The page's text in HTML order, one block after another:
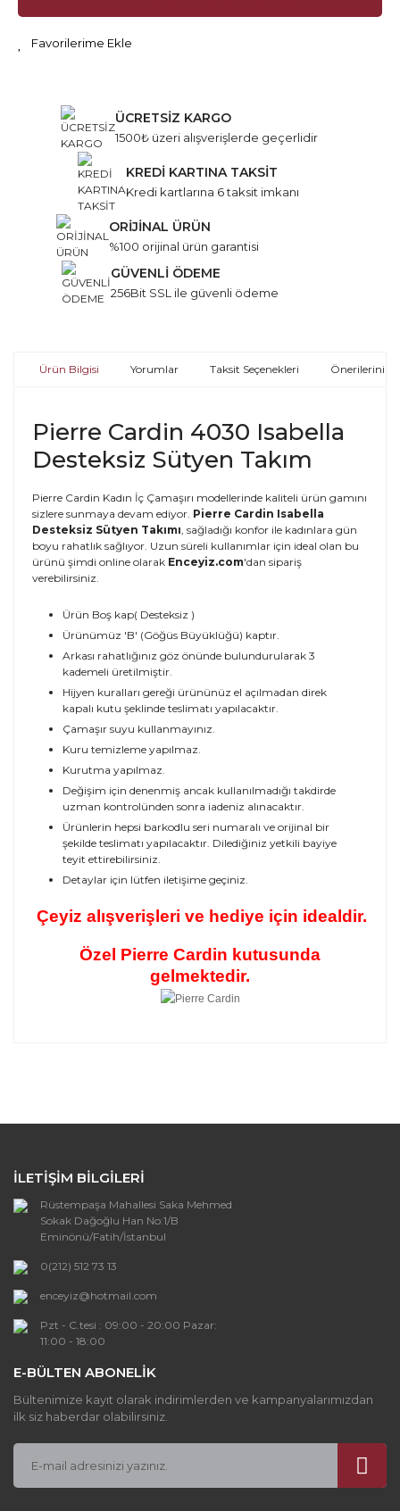
ÜCRETSİZ KARGO
1500₺ üzeri alışverişlerde geçerlidir
KREDİ KARTINA TAKSİT
Kredi kartlarına 6 taksit imkanı
ORİJİNAL ÜRÜN
%100 orijinal ürün garantisi
GÜVENLİ ÖDEME
256Bit SSL ile güvenli ödeme
Ürün Bilgisi Yorumlar Taksit Seçenekleri Önerileriniz
Pierre Cardin 4030 Isabella
Desteksiz Sütyen Takım
Pierre Cardin Kadın İç Çamaşırı modellerinde kaliteli ürün gamını
sizlere sunmaya devam ediyor. Pierre Cardin Isabella
Desteksiz Sütyen Takımı, sağladığı konfor ile kadınlara gün
boyu rahatlık sağlıyor. Uzun süreli kullanımlar için ideal olan bu
ürünü şimdi online olarak Enceyiz.com'dan sipariş
verebilirsiniz.
Ürün Boş kap( Desteksiz )
Ürünümüz 'B' (Göğüs Büyüklüğü) kaptır.
Arkası rahatlığınız göz önünde bulundurularak 3
kademeli üretilmiştir.
Hijyen kuralları gereği ürününüz el açılmadan direk
kapalı kutu şeklinde teslimatı yapılacaktır.
Çamaşır suyu kullanmayınız.
Kuru temizleme yapılmaz.
Kurutma yapılmaz.
Değişim için denenmiş ancak kullanılmadığı takdirde
uzman kontrolünden sonra iadeniz alınacaktır.
Ürünlerin hepsi barkodlu seri numaralı ve orijinal bir
şekilde teslimatı yapılacaktır. Dilediğiniz yetkili bayiye
teyit ettirebilirsiniz.
Detaylar için lütfen iletişime geçiniz.
Çeyiz alışverişleri ve hediye için idealdir.
Özel Pierre Cardin kutusunda
gelmektedir.
Yorum Yaz
Ürün açıklamasında eksik bilgiler bulunuyor.
Ürün bilgilerinde hatalar bulunuyor.
Ürün fiyatı diğer sitelerden daha pahalı.
Bu ürüne benzer farklı alternatifler olmalı.
İLETİŞİM BİLGİLERİ
Rüstempaşa Mahallesi Saka Mehmed
Sokak Dağoğlu Han No:1/B
Eminönü/Fatih/İstanbul
0(212) 512 73 13
enceyiz@hotmail.com
Pzt - C.tesi : 09:00 - 20:00 Pazar:
11:00 - 18:00
E-BÜLTEN ABONELİK
Bültenimize kayıt olarak indirimlerden ve kampanyalarımızdan
ilk siz haberdar olabilirsiniz.